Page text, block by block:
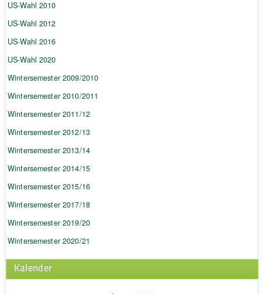
US-Wahl 2010
US-Wahl 2012
US-Wahl 2016
US-Wahl 2020
Wintersemester 2009/2010
Wintersemester 2010/2011
Wintersemester 2011/12
Wintersemester 2012/13
Wintersemester 2013/14
Wintersemester 2014/15
Wintersemester 2015/16
Wintersemester 2017/18
Wintersemester 2019/20
Wintersemester 2020/21
Kalender